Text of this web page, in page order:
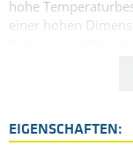
hohe
einer hohen
verschiedenen
auch die
EIGENSCHAFTEN: